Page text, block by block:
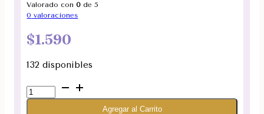
Valorado con0 de 5
0 valoraciones
$1.590
132 disponibles
Sahumerio
Ruda
Agregar al Carrito